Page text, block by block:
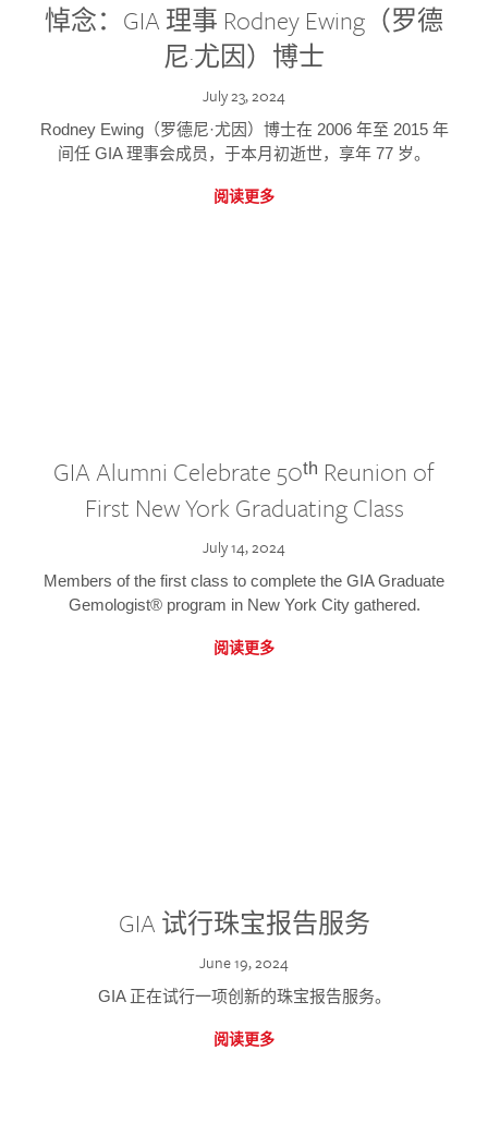
悼念：GIA 理事 Rodney Ewing（罗德
尼·尤因）博士
July 23, 2024
Rodney Ewing（罗德尼·尤因）博士在 2006 年至 2015 年
间任 GIA 理事会成员，于本月初逝世，享年 77 岁。
阅读更多
GIA Alumni Celebrate 50ᵗʰ Reunion of
First New York Graduating Class
July 14, 2024
Members of the first class to complete the GIA Graduate
Gemologist® program in New York City gathered.
阅读更多
GIA 试行珠宝报告服务
June 19, 2024
GIA 正在试行一项创新的珠宝报告服务。
阅读更多